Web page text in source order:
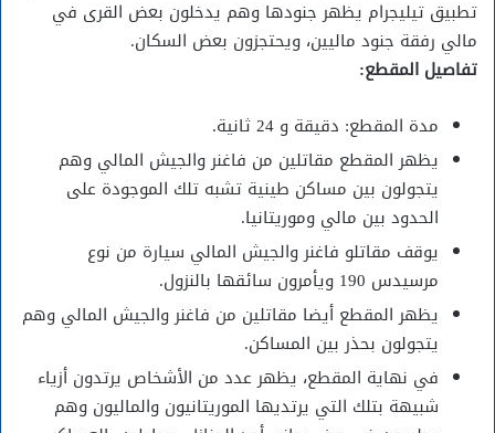
تطبيق تيليجرام يظهر جنودها وهم يدخلون بعض القرى في
مالي رفقة جنود ماليين، ويحتجزون بعض السكان.
تفاصيل المقطع:
مدة المقطع: دقيقة و 24 ثانية.
يظهر المقطع مقاتلين من فاغنر والجيش المالي وهم
يتجولون بين مساكن طينية تشبه تلك الموجودة على
الحدود بين مالي وموريتانيا.
يوقف مقاتلو فاغنر والجيش المالي سيارة من نوع
مرسيدس 190 ويأمرون سائقها بالنزول.
يظهر المقطع أيضا مقاتلين من فاغنر والجيش المالي وهم
يتجولون بحذر بين المساكن.
في نهاية المقطع، يظهر عدد من الأشخاص يرتدون أزياء
شبيهة بتلك التي يرتديها الموريتانيون والماليون وهم